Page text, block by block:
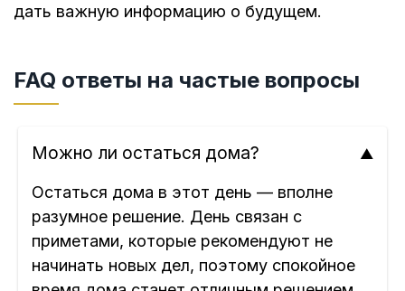
дать важную информацию о будущем.
FAQ ответы на частые вопросы
Можно ли остаться дома?
Остаться дома в этот день — вполне
разумное решение. День связан с
приметами, которые рекомендуют не
начинать новых дел, поэтому спокойное